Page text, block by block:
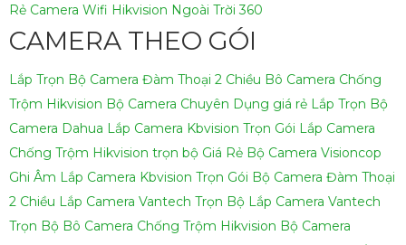
Rẻ Camera Wifi Hikvision Ngoài Trời 360
CAMERA THEO GÓI
Lắp Trọn Bộ Camera Đàm Thoại 2 Chiều Bô Camera Chống
Trộm Hikvision Bộ Camera Chuyên Dụng giá rẻ Lắp Trọn Bộ
Camera Dahua Lắp Camera Kbvision Trọn Gói Lắp Camera
Chống Trộm Hikvision trọn bộ Giá Rẻ Bộ Camera Visioncop
Ghi Âm Lắp Camera Kbvision Trọn Gói Bộ Camera Đàm Thoại
2 Chiều Lắp Camera Vantech Trọn Bộ Lắp Camera Vantech
Trọn Bộ Bô Camera Chống Trộm Hikvision Bộ Camera